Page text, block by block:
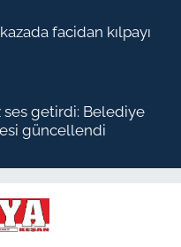
facidan kılpayı
ses getirdi: Belediye
güncellendi